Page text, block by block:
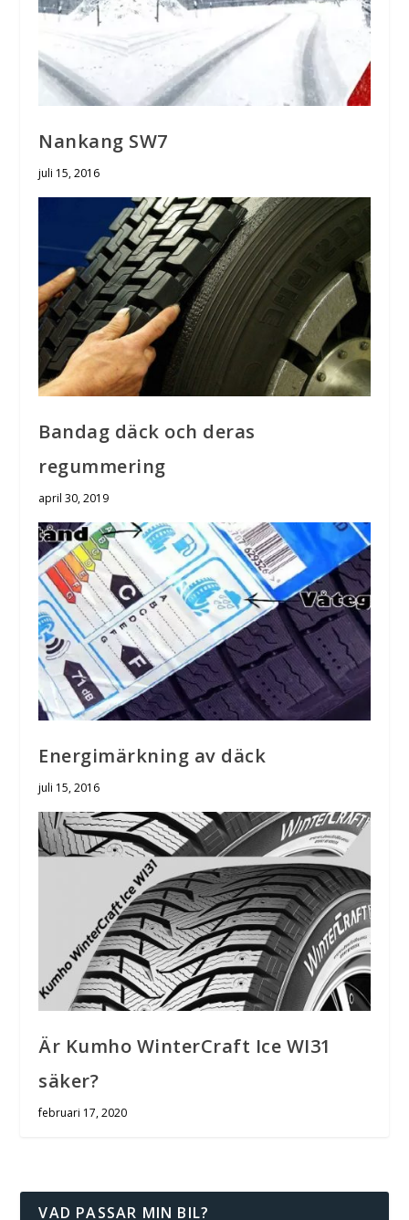
Nankang SW7
juli 15, 2016
Bandag däck och deras
regummering
april 30, 2019
Energimärkning av däck
juli 15, 2016
Är Kumho WinterCraft Ice WI31
säker?
februari 17, 2020
VAD PASSAR MIN BIL?